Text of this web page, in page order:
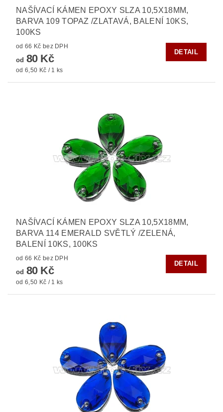
NAŠÍVACÍ KÁMEN EPOXY SLZA 10,5X18MM,
BARVA 109 TOPAZ /ZLATAVÁ, BALENÍ 10KS,
100KS
od 66 Kč bez DPH
od 80 Kč
od 6,50 Kč / 1 ks
DETAIL
NAŠÍVACÍ KÁMEN EPOXY SLZA 10,5X18MM,
BARVA 114 EMERALD SVĚTLÝ /ZELENÁ,
BALENÍ 10KS, 100KS
od 66 Kč bez DPH
od 80 Kč
od 6,50 Kč / 1 ks
DETAIL